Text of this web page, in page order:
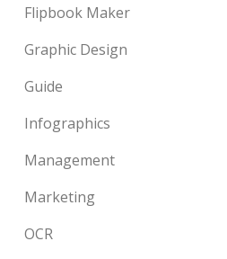
Flipbook Maker
Graphic Design
Guide
Infographics
Management
Marketing
OCR